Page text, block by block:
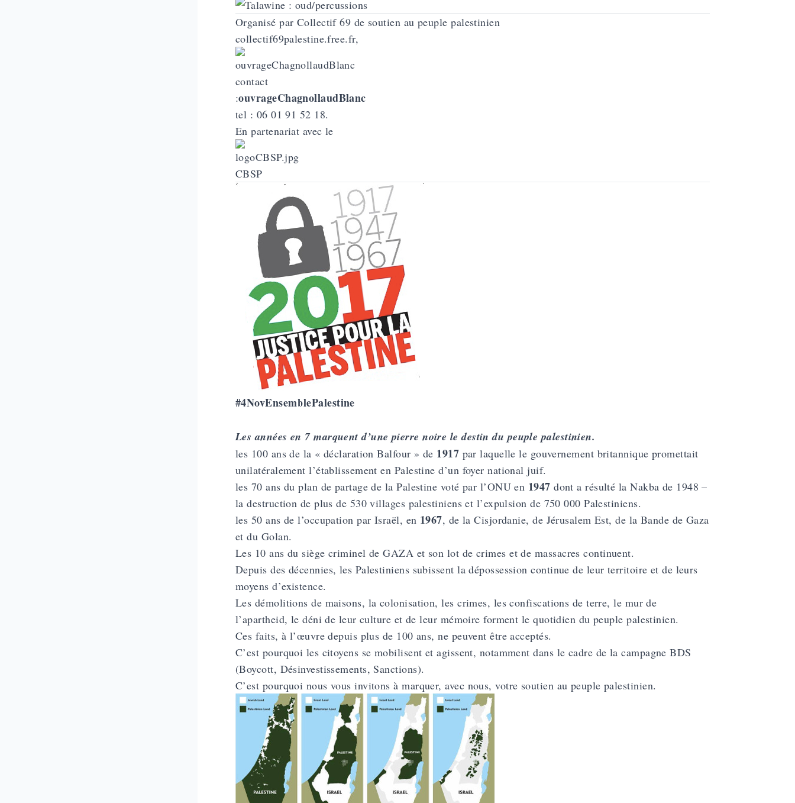
Organisé par Collectif 69 de soutien au peuple palestinien
collectif69palestine.free.fr,
contact
:ouvrageChagnollaudBlanc
tel : 06 01 91 52 18.
En partenariat avec le
CBSP
#4NovEnsemblePalestine
Les années en 7 marquent d’une pierre noire le destin du peuple palestinien.
les 100 ans de la « déclaration Balfour » de 1917 par laquelle le gouvernement britannique promettait
unilatéralement l’établissement en Palestine d’un foyer national juif.
les 70 ans du plan de partage de la Palestine voté par l’ONU en 1947 dont a résulté la Nakba de 1948 –
la destruction de plus de 530 villages palestiniens et l’expulsion de 750 000 Palestiniens.
les 50 ans de l’occupation par Israël, en 1967, de la Cisjordanie, de Jérusalem Est, de la Bande de Gaza
et du Golan.
Les 10 ans du siège criminel de GAZA et son lot de crimes et de massacres continuent.
Depuis des décennies, les Palestiniens subissent la dépossession continue de leur territoire et de leurs
moyens d’existence.
Les démolitions de maisons, la colonisation, les crimes, les confiscations de terre, le mur de
l’apartheid, le déni de leur culture et de leur mémoire forment le quotidien du peuple palestinien.
Ces faits, à l’œuvre depuis plus de 100 ans, ne peuvent être acceptés.
C’est pourquoi les citoyens se mobilisent et agissent, notamment dans le cadre de la campagne BDS
(Boycott, Désinvestissements, Sanctions).
C’est pourquoi nous vous invitons à marquer, avec nous, votre soutien au peuple palestinien.